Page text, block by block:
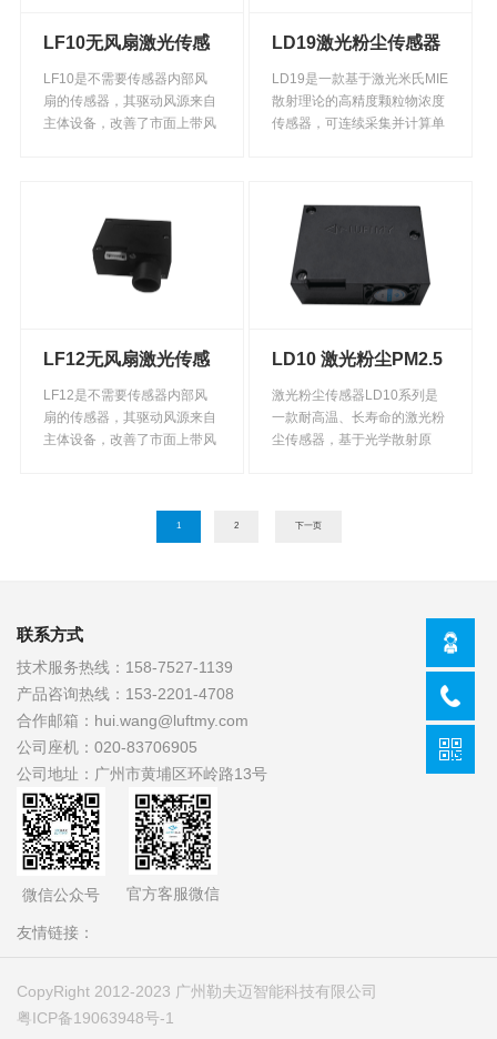
LF10无风扇激光传感
器
LF10是不需要传感器内部风
扇的传感器，其驱动风源来自
主体设备，改善了市面上带风
体激光发生器和探测器。探测
器经放大电路连接有能够根据
放大电路输入信号计算出粒子
LD19激光粉尘传感器
LD19是一款基于激光米氏MIE
散射理论的高精度颗粒物浓度
传感器，可连续采集并计算单
度，并以通用数字接口形式输
出。本传感器可嵌入各种与空
气中悬浮颗粒物浓度相关的仪
器仪表或环境改善设备，提供
及时准确的浓度数据。
LF12无风扇激光传感
器
LF12是不需要传感器内部风
扇的传感器，其驱动风源来自
主体设备，改善了市面上带风
光敏感区，散射腔外设置半导
LD10 激光粉尘PM2.5
传感器
激光粉尘传感器LD10系列是
一款耐高温、长寿命的激光粉
尘传感器，基于光学散射原
粒径的悬浮颗粒物的粒子个
1 2 下一页
联系方式
技术服务热线： 158-7527-1139
产品咨询热线： 153-2201-4708
合作邮箱： hui.wang@luftmy.com
公司座机： 020-83706905
公司地址： 广州市黄埔区环岭路13号
微信公众号 官方客服微信
友情链接：
CopyRight 2012-2023 广州勒夫迈智能科技有限公司
粤ICP备19063948号-1